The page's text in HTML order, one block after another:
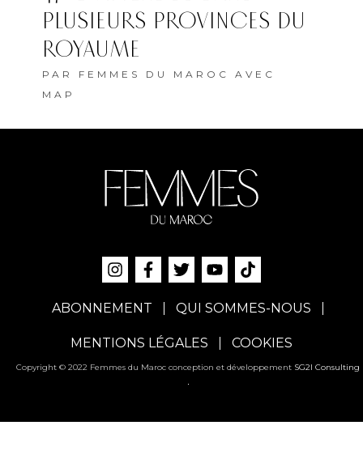
PLUSIEURS PROVINCES DU
ROYAUME
PAR FEMMES DU MAROC AVEC
MAP
ABONNEMENT QUI SOMMES-NOUS
MENTIONS LÉGALES COOKIES
Copyright © 2022 Femmes du Maroc conception et développement SG2I Consulting